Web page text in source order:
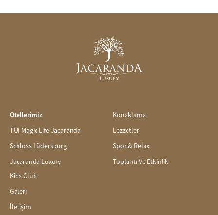
Otellerimiz
TUI Magic Life Jacaranda
Schloss Lüdersburg
Jacaranda Luxury
Konaklama
Lezzetler
Spor & Relax
Toplantı Ve Etkinlik
Kids Club
Galeri
İletişim